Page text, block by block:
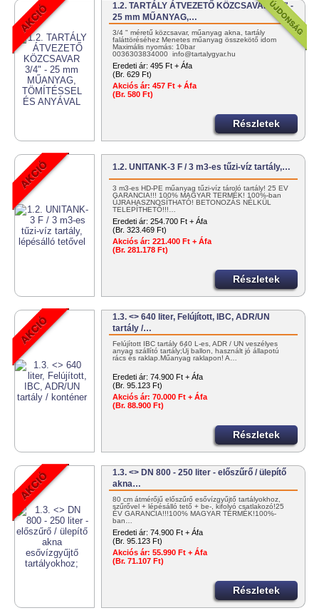
1.2. TARTÁLY ÁTVEZETŐ KÖZCSAVAR 3/4" -
25 mm MŰANYAG,…
3/4 " méretű közcsavar, műanyag akna, tartály
faláttöréséhez Menetes műanyag összekötő idom
Maximális nyomás: 10bar
0036303834000 info@tartalygyar.hu
Eredeti ár: 495 Ft + Áfa
(Br. 629 Ft)
Akciós ár: 457 Ft + Áfa
(Br. 580 Ft)
Részletek
1.2. UNITANK-3 F / 3 m3-es tűzi-víz tartály,…
3 m3-es HD-PE műanyag tűzi-víz tároló tartály! 25 ÉV
GARANCIA!!! 100% MAGYAR TERMÉK! 100%-ban
ÚJRAHASZNOSÍTHATÓ! BETONOZÁS NÉLKÜL
TELEPÍTHETŐ!!!…
Eredeti ár: 254.700 Ft + Áfa
(Br. 323.469 Ft)
Akciós ár: 221.400 Ft + Áfa
(Br. 281.178 Ft)
Részletek
1.3. <> 640 liter, Felújított, IBC, ADR/UN
tartály /…
Felújított IBC tartály 640 L-es, ADR / UN veszélyes
anyag szállító tartály;Új ballon, használt jó állapotú
rács és raklap.Műanyag raklapon! A…
Eredeti ár: 74.900 Ft + Áfa
(Br. 95.123 Ft)
Akciós ár: 70.000 Ft + Áfa
(Br. 88.900 Ft)
Részletek
1.3. <> DN 800 - 250 liter - előszűrő / ülepítő
akna…
80 cm átmérőjű előszűrő esővízgyűjtő tartályokhoz,
szűrővel + lépésálló tető + be-, kifolyó csatlakozó!25
ÉV GARANCIA!!!100% MAGYAR TERMÉK!100%-
ban…
Eredeti ár: 74.900 Ft + Áfa
(Br. 95.123 Ft)
Akciós ár: 55.990 Ft + Áfa
(Br. 71.107 Ft)
Részletek